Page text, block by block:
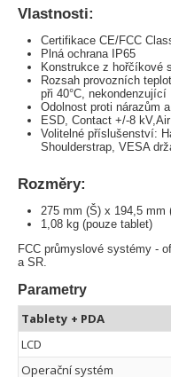
Vlastnosti:
Certifikace CE/FCC
Plná ochrana IP65
Konstrukce z hořčíkové
Rozsah provozních
při 40°C, nekondenzující
Odolnost proti nárazům
ESD, Contact +/-8
Volitelné příslušenství:
Shoulderstrap, VESA
Rozměry:
275 mm (Š) x 194,5 mm
1,08 kg (pouze tablet)
FCC průmyslové systémy -
a SR.
Parametry
Tablety + PDA
LCD
Operační systém